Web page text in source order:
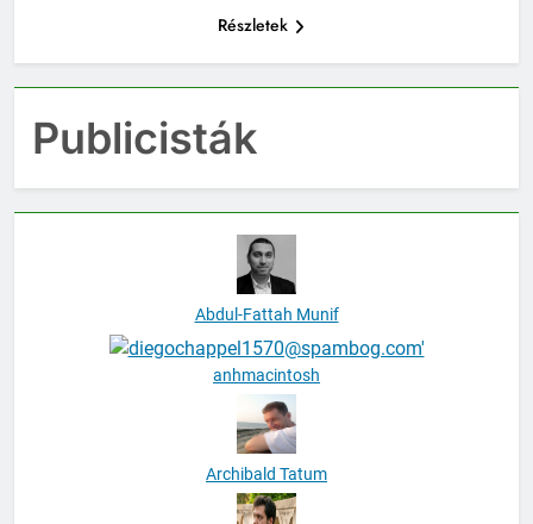
Részletek
Publicisták
Abdul-Fattah Munif
anhmacintosh
Archibald Tatum